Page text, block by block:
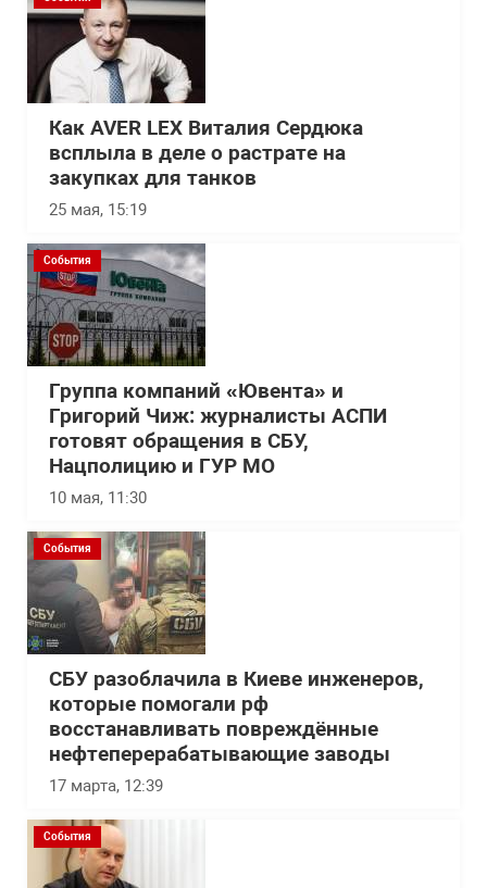
Как AVER LEX Виталия Сердюка
всплыла в деле о растрате на
закупках для танков
25 мая, 15:19
События
Группа компаний «Ювента» и
Григорий Чиж: журналисты АСПИ
готовят обращения в СБУ,
Нацполицию и ГУР МО
10 мая, 11:30
События
СБУ разоблачила в Киеве инженеров,
которые помогали рф
восстанавливать повреждённые
нефтеперерабатывающие заводы
17 марта, 12:39
События